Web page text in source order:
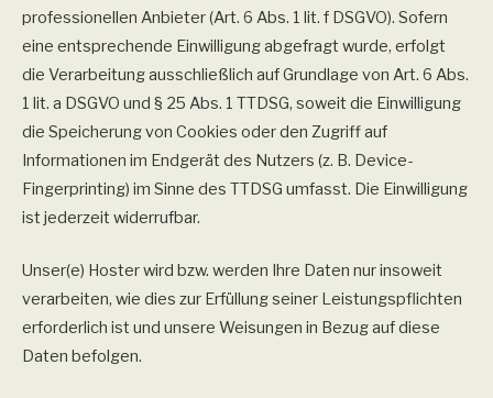
professionellen Anbieter (Art. 6 Abs. 1 lit. f DSGVO). Sofern
eine entsprechende Einwilligung abgefragt wurde, erfolgt
die Verarbeitung ausschließlich auf Grundlage von Art. 6 Abs.
1 lit. a DSGVO und § 25 Abs. 1 TTDSG, soweit die Einwilligung
die Speicherung von Cookies oder den Zugriff auf
Informationen im Endgerät des Nutzers (z. B. Device-
Fingerprinting) im Sinne des TTDSG umfasst. Die Einwilligung
ist jederzeit widerrufbar.
Unser(e) Hoster wird bzw. werden Ihre Daten nur insoweit
verarbeiten, wie dies zur Erfüllung seiner Leistungspflichten
erforderlich ist und unsere Weisungen in Bezug auf diese
Daten befolgen.